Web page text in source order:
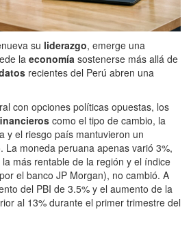
su liderazgo, emerge una
la economía sostenerse más allá de
recientes del Perú abren una
con opciones políticas opuestas, los
como el tipo de cambio, la
y el riesgo país mantuvieron un
La moneda peruana apenas varió 3%,
más rentable de la región y el índice
el banco JP Morgan), no cambió. A
del PBI de 3.5% y el aumento de la
al 13% durante el primer trimestre del